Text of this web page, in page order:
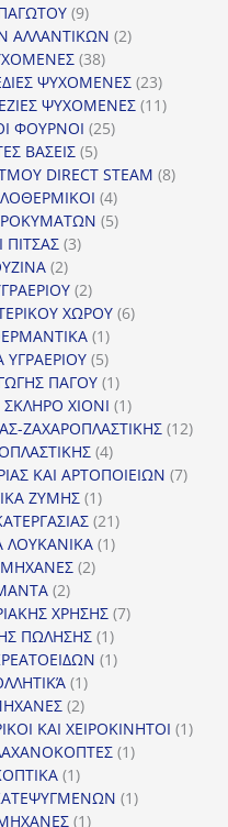
99
προϊόντα
ΑΛΛΑΝΤΙΚΩΝ 22
3838
προϊόντα
ΨΥΧΟΜΕΝΕΣ 2323
προϊόντα
ΨΥΧΟΜΕΝΕΣ 1111
ΦΟΥΡΝΟΙ 2525
ΒΑΣΕΙΣ 55
προϊόντα
DIRECT STEAM 88
44
προϊόντα
55
33
22
προϊόντα
22
προϊόντα
ΧΩΡΟΥ 66
11
προϊόν
55
προϊόντα
ΠΑΓΟΥ 11
προϊόν
ΧΙΟΝΙ 11
προϊόν
ΖΑΧΑΡΟΠΛΑΣΤΙΚΗΣ 1212
44
προϊόντα
ΚΑΙ ΑΡΤΟΠΟΙΕΙΩΝ 77
ΖΥΜΗΣ 11
προϊόν
2121
προϊόντα
ΛΟΥΚΑΝΙΚΑ 11
22
22
προϊόντα
ΧΡΗΣΗΣ 77
ΠΩΛΗΣΗΣ 11
προϊόν
11
11
προϊόν
22
προϊόντα
ΚΑΙ ΧΕΙΡΟΚΙΝΗΤΟΙ 11
11
11
προϊόν11
11